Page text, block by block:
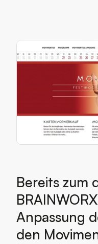
Bereits zum
Anpassung
den